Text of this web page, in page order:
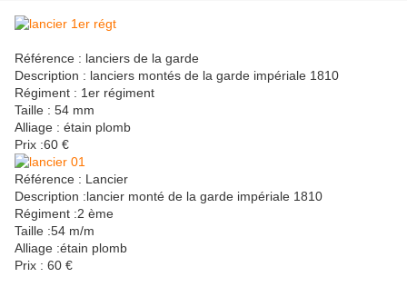
Référence : lanciers de la garde
Description : lanciers montés de la garde impériale 1810
Régiment : 1er régiment
Taille : 54 mm
Alliage : étain plomb
Prix :60 €
Référence : Lancier
Description :lancier monté de la garde impériale 1810
Régiment :2 ème
Taille :54 m/m
Alliage :étain plomb
Prix : 60 €